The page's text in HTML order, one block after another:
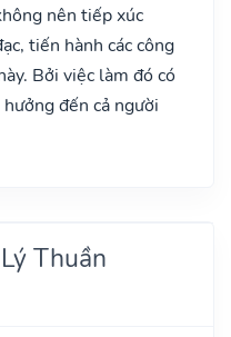
nên tiếp xúc
tiến hành các công
Bởi việc làm đó có
đến cả người
Thuần